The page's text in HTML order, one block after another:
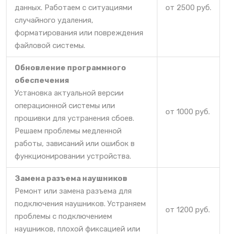
данных. Работаем с ситуациями
случайного удаления,
форматирования или повреждения
файловой системы.
от 2500 руб.
Обновление программного
обеспечения
Установка актуальной версии
операционной системы или
прошивки для устранения сбоев.
Решаем проблемы медленной
работы, зависаний или ошибок в
функционировании устройства.
от 1000 руб.
Замена разъема наушников
Ремонт или замена разъема для
подключения наушников. Устраняем
проблемы с подключением
наушников, плохой фиксацией или
от 1200 руб.